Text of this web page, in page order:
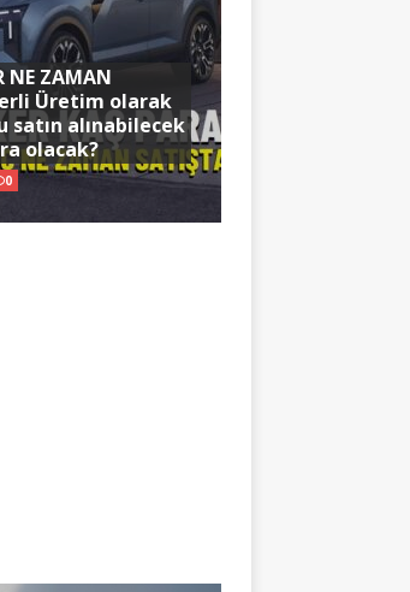
NE ZAMAN
Üretim olarak
alınabilecek
olacak?
0